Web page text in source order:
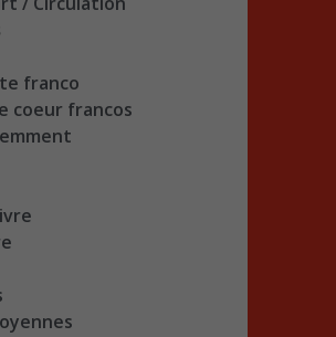
franco
coeur francos